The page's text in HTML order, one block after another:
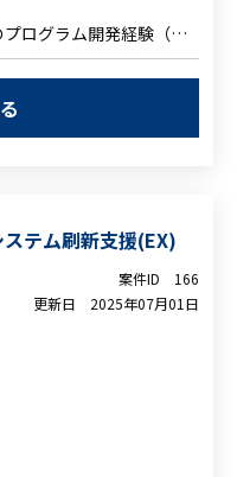
可読性を意識した実装
上に関する業務
がら、将来的には基本
チャレンジも可能
プログラム開発経験（※
のイメージ）
発経験
テム刷新支援(EX)
案件ID
166
更新日
2025年07月01日